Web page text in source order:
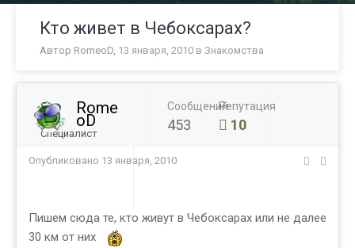
Кто живет в Чебоксарах?
Автор RomeoD, 13 января, 2010 в Знакомства
Rome
oD
Специалист
Сообщений
453
Репутация
10
Опубликовано 13 января, 2010
Пишем сюда те, кто живут в Чебоксарах или не далее
30 км от них